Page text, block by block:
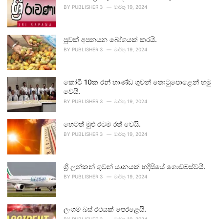
BY PUBLISHER 3 මාර්තු 19, 2024
පුවක් අපනයන බෝගයක් කරයි.
BY PUBLISHER 3 මාර්තු 19, 2024
කෝටි 10ක රන් භාණ්ඩ ගුවන් තොටුපොළෙන් හමු
වෙයි.
BY PUBLISHER 3 මාර්තු 19, 2024
හෙටත් මුළු රටම රත් වෙයි.
BY PUBLISHER 3 මාර්තු 19, 2024
ශ්‍රී ලන්කන් ගුවන් යානයක් හදිසියේ ගොඩබස්වයි.
BY PUBLISHER 3 මාර්තු 19, 2024
ලංගම බස් රථයක් පෙරළෙයි.